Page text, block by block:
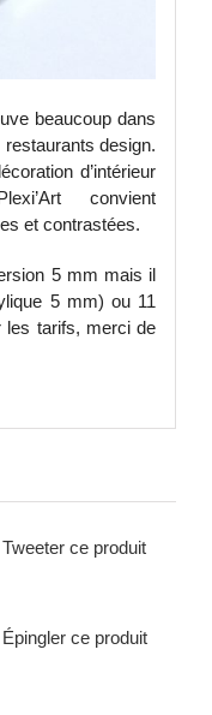
beaucoup dans
design.
d’intérieur
convient
et contrastées.
5 mm mais il
5 mm) ou 11
tarifs, merci de
Tweeter ce produit
Épingler ce produit